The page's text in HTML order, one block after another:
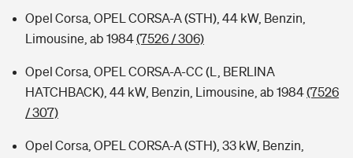
Opel Corsa, OPEL CORSA-A (STH), 44 kW, Benzin,
Limousine, ab 1984(7526 / 306)
Opel Corsa, OPEL CORSA-A-CC (L, BERLINA
HATCHBACK), 44 kW, Benzin, Limousine, ab 1984(7526
/ 307)
Opel Corsa, OPEL CORSA-A (STH), 33 kW, Benzin,